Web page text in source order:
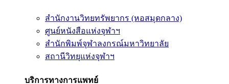
สำนักงานวิทยทรัพยากร (หอสมุดกลาง)
ศูนย์หนังสือแห่งจุฬาฯ
สำนักพิมพ์จุฬาลงกรณ์มหาวิทยาลัย
สถานีวิทยุแห่งจุฬาฯ
บริการทางการแพทย์